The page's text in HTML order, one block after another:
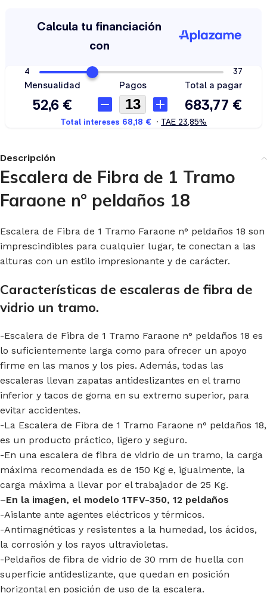
Descripción
Escalera de Fibra de 1 Tramo
Faraone n° peldaños 18
Escalera de Fibra de 1 Tramo Faraone n° peldaños 18 son
imprescindibles para cualquier lugar, te conectan a las
alturas con un estilo impresionante y de carácter.
Características de escaleras de fibra de
vidrio un tramo.
-Escalera de Fibra de 1 Tramo Faraone n° peldaños 18 es
lo suficientemente larga como para ofrecer un apoyo
firme en las manos y los pies. Además, todas las
escaleras llevan zapatas antideslizantes en el tramo
inferior y tacos de goma en su extremo superior, para
evitar accidentes.
-La Escalera de Fibra de 1 Tramo Faraone n° peldaños 18,
es un producto práctico, ligero y seguro.
-En una escalera de fibra de vidrio de un tramo, la carga
máxima recomendada es de 150 Kg e, igualmente, la
carga máxima a llevar por el trabajador de 25 Kg.
–En la imagen, el modelo 1TFV-350, 12 peldaños
-Aislante ante agentes eléctricos y térmicos.
-Antimagnéticas y resistentes a la humedad, los ácidos,
la corrosión y los rayos ultravioletas.
-Peldaños de fibra de vidrio de 30 mm de huella con
superficie antideslizante, que quedan en posición
horizontal en posición de uso de la escalera.